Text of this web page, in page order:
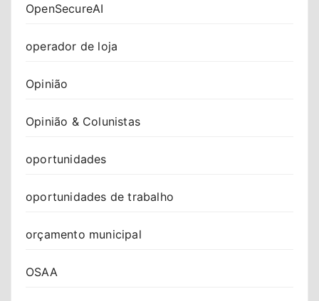
OpenSecureAI
operador de loja
Opinião
Opinião & Colunistas
oportunidades
oportunidades de trabalho
orçamento municipal
OSAA